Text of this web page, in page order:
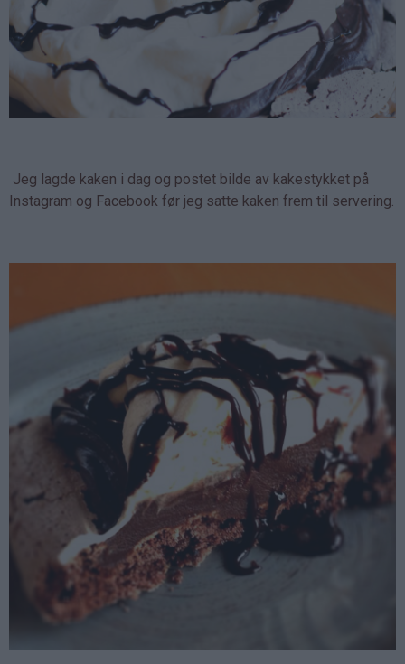
Jeg lagde kaken i dag og postet bilde av kakestykket på
Instagram og Facebook før jeg satte kaken frem til servering.